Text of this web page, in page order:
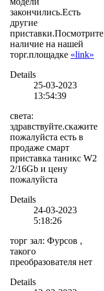
закончились.Есть
другие
приставки.Посмотрите
наличие на нашей
торг.площадке «link»
Details
25-03-2023
13:54:39
света:
здравствуйте.скажите
пожалуйста есть в
продаже смарт
приставка таникс W2
2/16Gb и цену
пожалуйста
Details
24-03-2023
5:18:26
торг зал: Фурсов ,
такого
преобразователя нет
Details